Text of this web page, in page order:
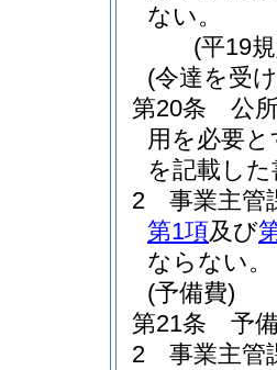
ない。
(平19
(令達を受
第20条
公
用を必要
を記載し
2
事業主管
第1項及び
ならない。
(予備費)
第21条
予
2
事業主管